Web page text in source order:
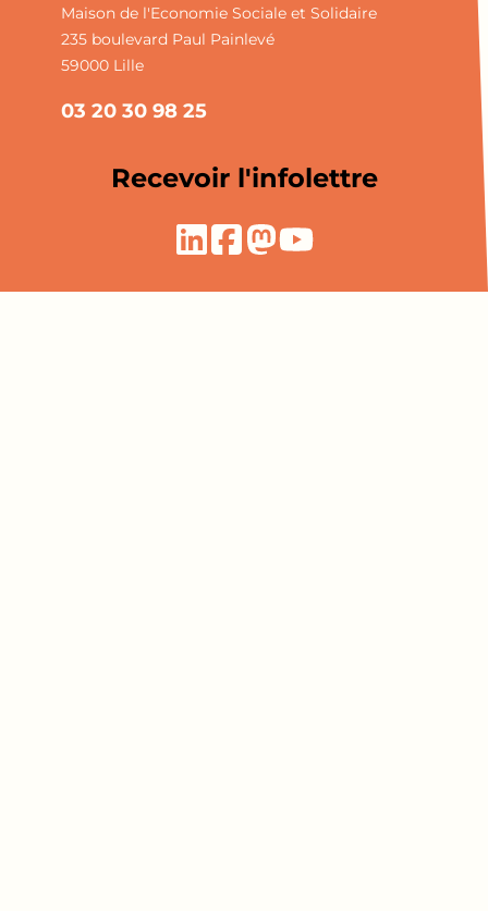
Maison de l'Economie Sociale et Solidaire
235 boulevard Paul Painlevé
59000 Lille
03 20 30 98 25
Recevoir l'infolettre